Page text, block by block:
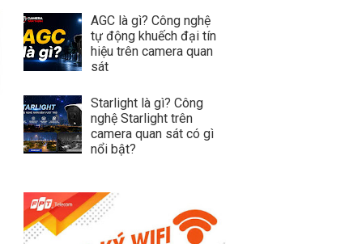
AGC là gì? Công nghệ
tự động khuếch đại tín
hiệu trên camera quan
sát
Starlight là gì? Công
nghệ Starlight trên
camera quan sát có gì
nổi bật?